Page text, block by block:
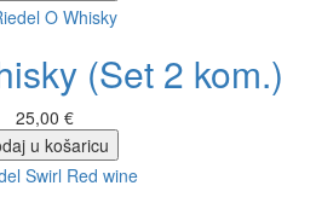
(Set 2 kom.)
25,00 €
u košaricu